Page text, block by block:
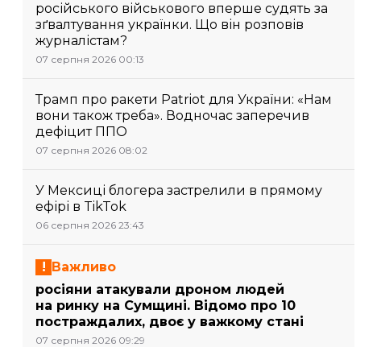
російського військового вперше судять за
зґвалтування українки. Що він розповів
журналістам?
07 серпня 2026 00:13
Трамп про ракети Patriot для України: «Нам
вони також треба». Водночас заперечив
дефіцит ППО
07 серпня 2026 08:02
У Мексиці блогера застрелили в прямому
ефірі в TikTok
06 серпня 2026 23:43
Важливо
росіяни атакували дроном людей
на ринку на Сумщині. Відомо про 10
постраждалих, двоє у важкому стані
07 серпня 2026 09:29